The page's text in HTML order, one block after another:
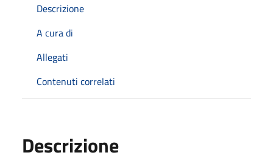
Descrizione
A cura di
Allegati
Contenuti correlati
Descrizione